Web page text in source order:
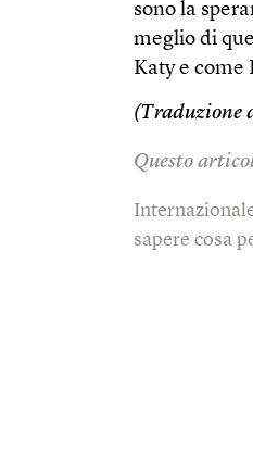
sono la
meglio di
Katy e come
(Traduzione
Questo
sapere cosa